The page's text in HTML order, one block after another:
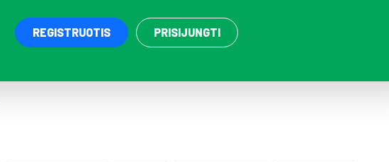
REGISTRUOTIS PRISIJUNGTI